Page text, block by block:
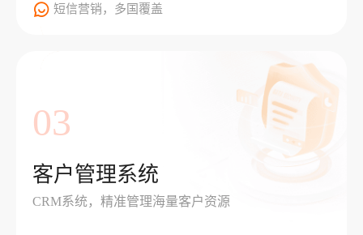
短信营销，多国覆盖
03
客户管理系统
CRM系统，精准管理海量客户资源